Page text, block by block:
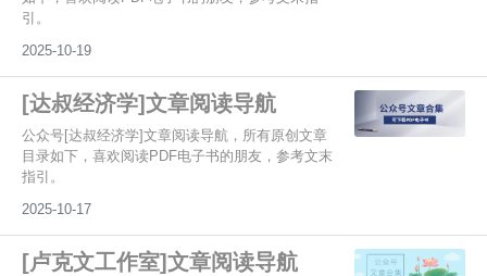
引。
2025-10-19
[达叔经济学]文章阅读导航
公众号[达叔经济学]文章阅读导航，所有原创文章
目录如下，喜欢阅读PDF电子书的朋友，参考文末
指引。
2025-10-17
[卢克文工作室]文章阅读导航